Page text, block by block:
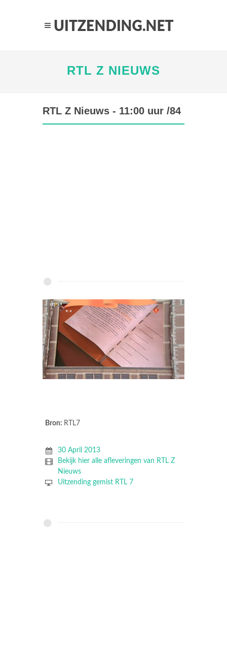
RTL Z NIEUWS
RTL Z Nieuws - 11:00 uur /84
Bron: RTL7
30 April 2013
Bekijk hier alle afleveringen van RTL Z
Nieuws
Uitzending gemist RTL 7